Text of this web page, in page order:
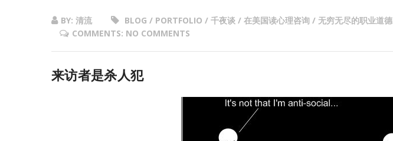
BY: 清流
BLOG / PORTFOLIO / 千夜谈 / 在美国读心理咨询 / 无穷无尽的职业道德
COMMENTS: NO COMMENTS
来访者是杀人犯